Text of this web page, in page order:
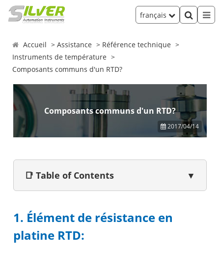
français
Accueil Assistance
Référence technique
Instruments de température
Composants communs d'un RTD?
Composants communs d'un RTD?
2017/04/14
📑 Table of Contents ▼
1. Élément de résistance en
platine RTD: